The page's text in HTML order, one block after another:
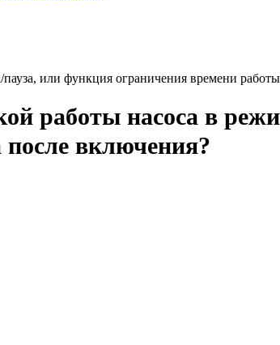
или функция ограничения времени
работы насоса в
после включения?